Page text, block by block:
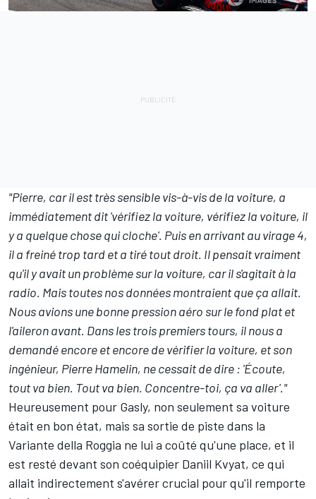
"Pierre, car il est très sensible vis-à-vis de la voiture, a
immédiatement dit 'vérifiez la voiture, vérifiez la voiture, il
y a quelque chose qui cloche'. Puis en arrivant au virage 4,
il a freiné trop tard et a tiré tout droit. Il pensait vraiment
qu'il y avait un problème sur la voiture, car il s'agitait à la
radio. Mais toutes nos données montraient que ça allait.
Nous avions une bonne pression aéro sur le fond plat et
l'aileron avant. Dans les trois premiers tours, il nous a
demandé encore et encore de vérifier la voiture, et son
ingénieur, Pierre Hamelin, ne cessait de dire : 'Écoute,
tout va bien. Tout va bien. Concentre-toi, ça va aller'."
Heureusement pour Gasly, non seulement sa voiture
était en bon état, mais sa sortie de piste dans la
Variante della Roggia ne lui a coûté qu'une place, et il
est resté devant son coéquipier Daniil Kvyat, ce qui
allait indirectement s'avérer crucial pour qu'il remporte